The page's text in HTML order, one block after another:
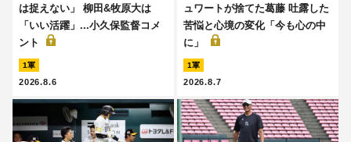
は捉えない」 柳田&牧原大は
「いい活躍」...小久保監督コメ
ント
1軍
2026.8.6
ュワートが捨てた葛藤 吐露した
苦悩と心境の変化「今も心の中
に」
1軍
2026.8.7